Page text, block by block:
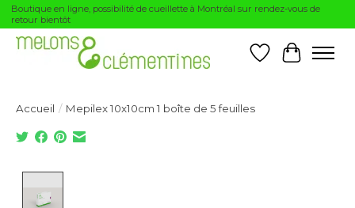
Boutique en ligne, possibilité de cueillette à Montréal sur rendez-vous de
retour bientôt
Liste dePanier
Accueil / Mepilex 10x10cm 1 boîte de 5 feuilles